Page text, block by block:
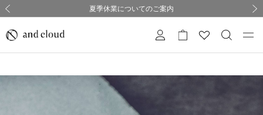
採用のご案内
熊本県熊本地方を震源とする地震の影響について
夏季休業についてのご案内
購入証明書ペーパーレス化のお知らせ
採用のご案内
熊本県熊本地方を震源とする地震の影響について